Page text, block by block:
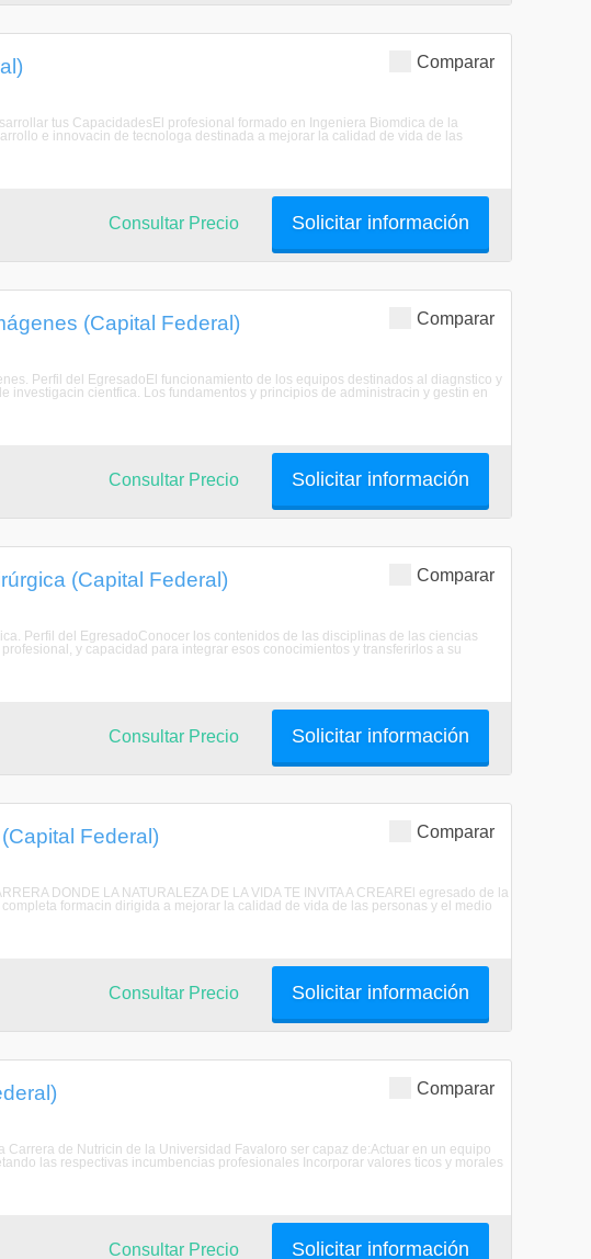
Comparar
tus CapacidadesEl profesional formado en Ingeniera Biomdica de la
e innovacin de tecnologa destinada a mejorar la calidad de vida de las
Solicitar información
Consultar Precio
Comparar
(Capital Federal)
Perfil del EgresadoEl funcionamiento de los equipos destinados al diagnstico y
investigacin cientfica. Los fundamentos y principios de administracin y gestin en
Solicitar información
Consultar Precio
Comparar
(Capital Federal)
Perfil del EgresadoConocer los contenidos de las disciplinas de las ciencias
y capacidad para integrar esos conocimientos y transferirlos a su
Solicitar información
Consultar Precio
Comparar
Federal)
DONDE LA NATURALEZA DE LA VIDA TE INVITA A CREAREl egresado de la
formacin dirigida a mejorar la calidad de vida de las personas y el medio
Solicitar información
Consultar Precio
Comparar
de Nutricin de la Universidad Favaloro ser capaz de:Actuar en un equipo
las respectivas incumbencias profesionales Incorporar valores ticos y morales
Solicitar información
Consultar Precio